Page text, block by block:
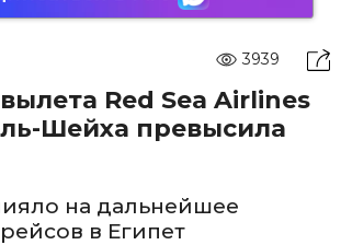
3939
Red Sea Airlines
Шейха превысила
на дальнейшее
в Египет